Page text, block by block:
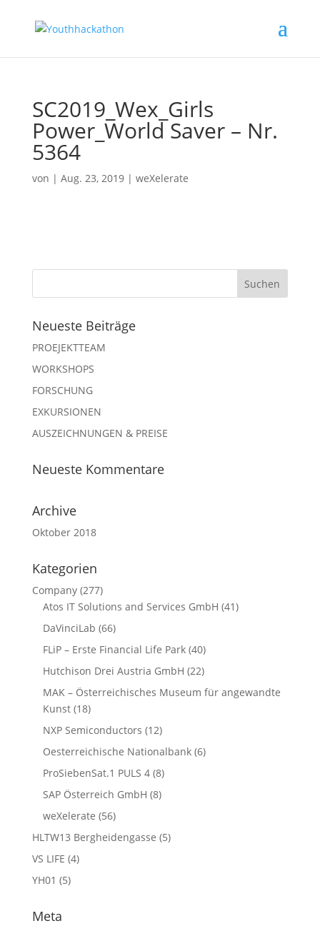
SC2019_Wex_Girls
Power_World Saver – Nr.
5364
von | Aug. 23, 2019| weXelerate
Neueste Beiträge
PROEJEKTTEAM
WORKSHOPS
FORSCHUNG
EXKURSIONEN
AUSZEICHNUNGEN & PREISE
Neueste Kommentare
Archive
Oktober 2018
Kategorien
Company(277)
Atos IT Solutions and Services GmbH (41)
DaVinciLab (66)
FLiP – Erste Financial Life Park(40)
Hutchison Drei Austria GmbH (22)
MAK – Österreichisches Museum für angewandte
Kunst(18)
NXP Semiconductors (12)
Oesterreichische Nationalbank(6)
ProSiebenSat.1 PULS 4(8)
SAP Österreich GmbH (8)
weXelerate (56)
HLTW13 Bergheidengasse (5)
VS LIFE (4)
YH01 (5)
Meta